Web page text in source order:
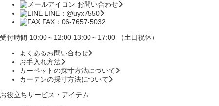
お問い合わせ
LINE：@uyx7550
FAX：06-7657-5032
受付時間 10:00～12:00 13:00～17:00 （土日祝休）
よくあるお問い合わせ
お手入れ方法
カーペットの採寸方法について
カーテンの採寸方法について
お役立ちサービス・アイテム